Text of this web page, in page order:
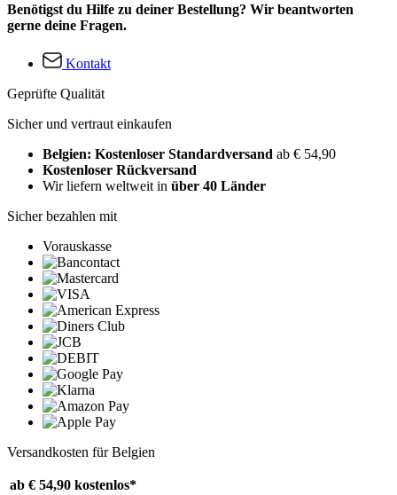
Benötigst du Hilfe zu deiner Bestellung? Wir beantworten
gerne deine Fragen.
Kontakt
Geprüfte Qualität
Sicher und vertraut einkaufen
Belgien: Kostenloser Standardversand ab € 54,90
Kostenloser Rückversand
Wir liefern weltweit in über 40 Länder
Sicher bezahlen mit
Vorauskasse
Versandkosten für Belgien
ab € 54,90 kostenlos*